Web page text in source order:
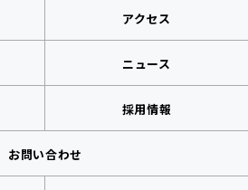
アクセス
ニュース
採用情報
お問い合わせ